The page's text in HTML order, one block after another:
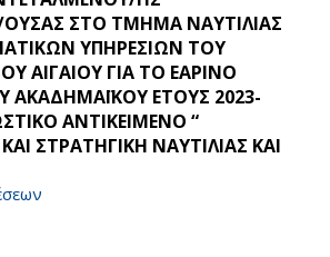
ΣΤΟ ΤΜΗΜΑ ΝΑΥΤΙΛΙΑΣ
ΥΠΗΡΕΣΙΩΝ ΤΟΥ
ΑΙΓΑΙΟΥ ΓΙΑ ΤΟ ΕΑΡΙΝΟ
ΕΤΟΥΣ 2023-
ΑΝΤΙΚΕΙΜΕΝΟ “
ΣΤΡΑΤΗΓΙΚΗ ΝΑΥΤΙΛΙΑΣ ΚΑΙ